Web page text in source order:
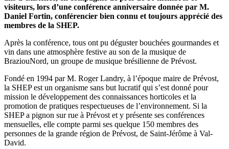
visiteurs, lors d’une conférence anniversaire donnée par M.
Daniel Fortin, conférencier bien connu et toujours apprécié des
membres de la SHEP.
Après la conférence, tous ont pu déguster bouchées gourmandes et
vin dans une atmosphère festive au son de la musique de
BraziouNord, un groupe de musique brésilienne de Prévost.
Fondé en 1994 par M. Roger Landry, à l’époque maire de Prévost,
la SHEP est un organisme sans but lucratif qui s’est donné pour
mission le développement des connaissances horticoles et la
promotion de pratiques respectueuses de l’environnement. Si la
SHEP a pignon sur rue à Prévost et y présente ses conférences
mensuelles, elle compte parmi ses quelque 150 membres des
personnes de la grande région de Prévost, de Saint-Jérôme à Val-
David.